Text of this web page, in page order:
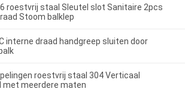
roestvrij staal Sleutel slot Sanitaire 2pcs
Stoom balklep
interne draad handgreep sluiten door
roestvrij staal 304 Verticaal
met meerdere maten